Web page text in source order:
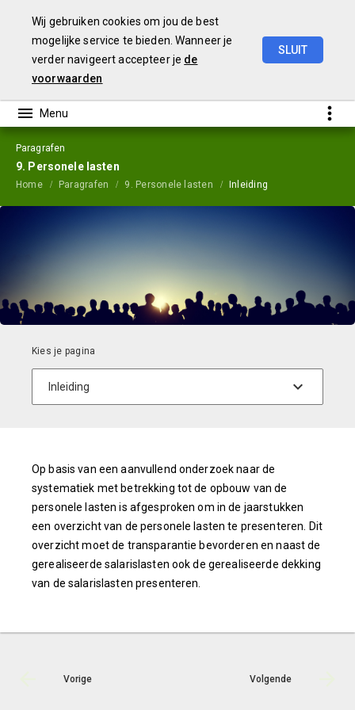
Wij gebruiken cookies om jou de best
mogelijke service te bieden. Wanneer je
verder navigeert accepteer je de
voorwaarden
SLUIT
Paragrafen
9. Personele lasten
Home Paragrafen 9. Personele lasten Inleiding
Op basis van een aanvullend onderzoek naar de
systematiek met betrekking tot de opbouw van de
personele lasten is afgesproken om in de jaarstukken
een overzicht van de personele lasten te presenteren. Dit
overzicht moet de transparantie bevorderen en naast de
gerealiseerde salarislasten ook de gerealiseerde dekking
van de salarislasten presenteren.
Vorige Volgende